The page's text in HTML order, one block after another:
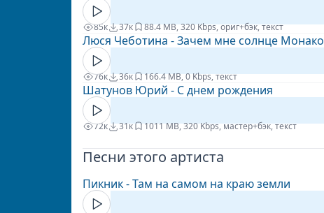
85к 37к 88.4 MB, 320 Kbps, ориг+бэк, текст
Люся Чеботина - Зачем мне солнце Монако
76к 36к 166.4 MB, 0 Kbps, текст
Шатунов Юрий - С днем рождения
72к 31к 1011 MB, 320 Kbps, мастер+бэк, текст
Песни этого артиста
Пикник - Там на самом на краю земли